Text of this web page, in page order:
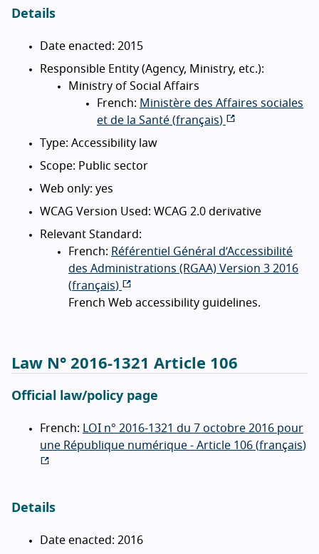
Details
Date enacted: 2015
Responsible Entity (Agency, Ministry, etc.):
Ministry of Social Affairs
French: Ministère des Affaires sociales
et de la Santé (français)
Type: Accessibility law
Scope: Public sector
Web only: yes
WCAG Version Used: WCAG 2.0 derivative
Relevant Standard:
French: Référentiel Général d’Accessibilité
des Administrations (RGAA) Version 3 2016
(français)
French Web accessibility guidelines.
Law N° 2016-1321 Article 106
Official law/policy page
French:
LOI n° 2016-1321 du 7 octobre 2016 pour
une République numérique - Article 106 (français)
Details
Date enacted: 2016